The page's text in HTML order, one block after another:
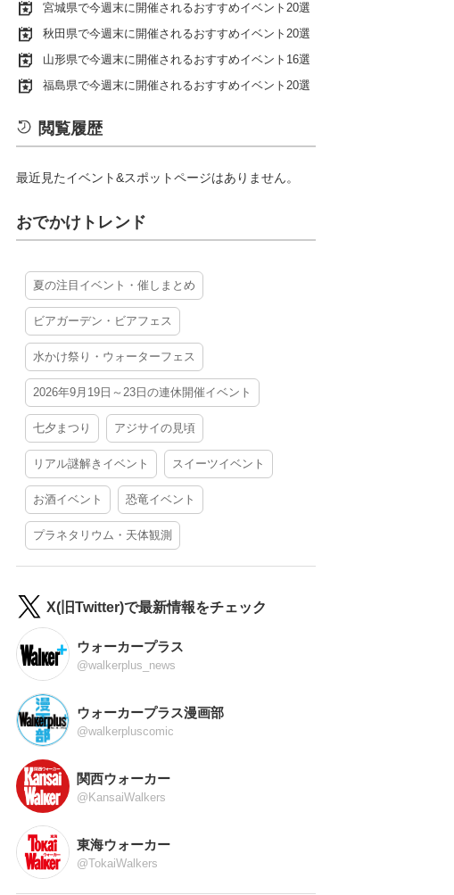
宮城県で今週末に開催されるおすすめイベント20選
秋田県で今週末に開催されるおすすめイベント20選
山形県で今週末に開催されるおすすめイベント16選
福島県で今週末に開催されるおすすめイベント20選
閲覧履歴
最近見たイベント&スポットページはありません。
おでかけトレンド
夏の注目イベント・催しまとめ
ビアガーデン・ビアフェス
水かけ祭り・ウォーターフェス
2026年9月19日～23日の連休開催イベント
七夕まつり アジサイの見頃
リアル謎解きイベント スイーツイベント
お酒イベント 恐竜イベント
プラネタリウム・天体観測
X(旧Twitter)で最新情報をチェック
ウォーカープラス
@walkerplus_news
ウォーカープラス漫画部
@walkerpluscomic
関西ウォーカー
@KansaiWalkers
東海ウォーカー
@TokaiWalkers